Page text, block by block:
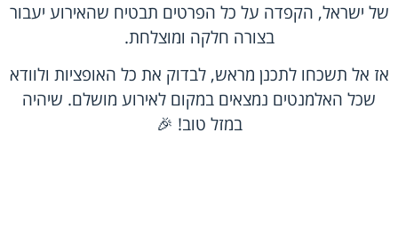
של ישראל, הקפדה על כל הפרטים תבטיח שהאירוע יעבור
בצורה חלקה ומוצלחת.
אז אל תשכחו לתכנן מראש, לבדוק את כל האופציות ולוודא
שכל האלמנטים נמצאים במקום לאירוע מושלם. שיהיה
במזל טוב! 🎉